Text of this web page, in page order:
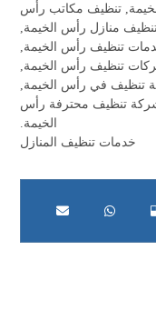
تنظيف مكاتب رأس
منازل رأس الخيمة
تنظيف رأس الخيمة
تنظيف رأس الخيمة
تنظيف في رأس الخيمة
تنظيف محترفة رأس
الخيمة.
خدمات تنظيف المنازل